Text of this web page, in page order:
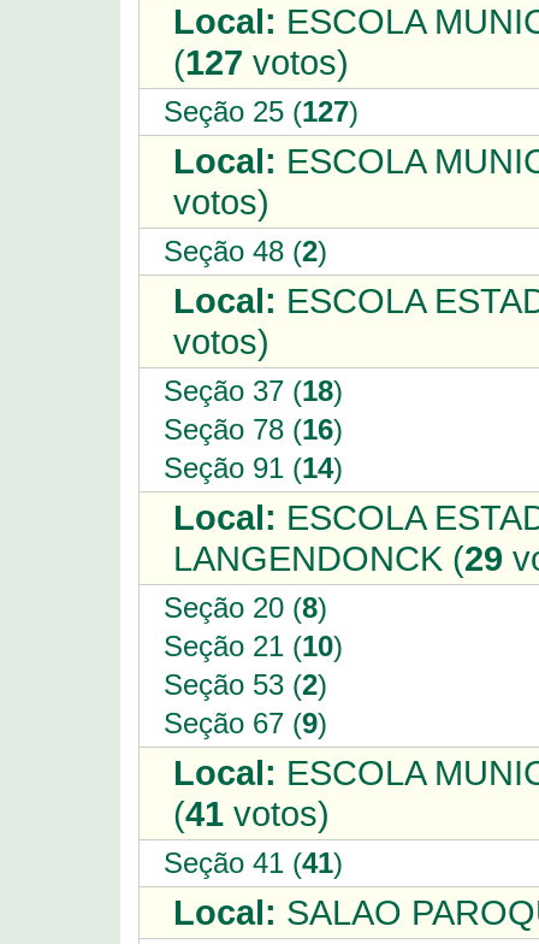
Local: ESCOLA
(127 votos)
Seção 25 (127)
Local: ESCOLA
votos)
Seção 48 (2)
Local: ESCOLA
votos)
Seção 37 (18)
Seção 78 (16)
Seção 91 (14)
Local: ESCOLA
LANGENDONCK (29
Seção 20 (8)
Seção 21 (10)
Seção 53 (2)
Seção 67 (9)
Local: ESCOLA
(41 votos)
Seção 41 (41)
Local: SALAO